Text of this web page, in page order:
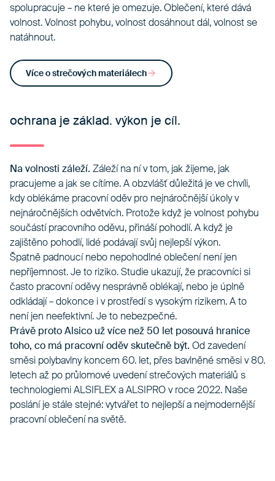
spolupracuje – ne které je omezuje. Oblečení, které dává
volnost. Volnost pohybu, volnost dosáhnout dál, volnost se
natáhnout.
Více o strečových materiálech
ochrana je základ. výkon je cíl.
Na volnosti záleží. Záleží na ní v tom, jak žijeme, jak
pracujeme a jak se cítíme. A obzvlášť důležitá je ve chvíli,
kdy oblékáme pracovní oděv pro nejnáročnější úkoly v
nejnáročnějších odvětvích. Protože když je volnost pohybu
součástí pracovního oděvu, přináší pohodlí. A když je
zajištěno pohodlí, lidé podávají svůj nejlepší výkon.
Špatně padnoucí nebo nepohodlné oblečení není jen
nepříjemnost. Je to riziko. Studie ukazují, že pracovníci si
často pracovní oděvy nesprávně oblékají, nebo je úplně
odkládají – dokonce i v prostředí s vysokým rizikem. A to
není jen neefektivní. Je to nebezpečné.
Právě proto Alsico už více než 50 let posouvá hranice
toho, co má pracovní oděv skutečně být. Od zavedení
směsi polybavlny koncem 60. let, přes bavlněné směsi v 80.
letech až po průlomové uvedení strečových materiálů s
technologiemi ALSIFLEX a ALSIPRO v roce 2022. Naše
poslání je stále stejné: vytvářet to nejlepší a nejmodernější
pracovní oblečení na světě.